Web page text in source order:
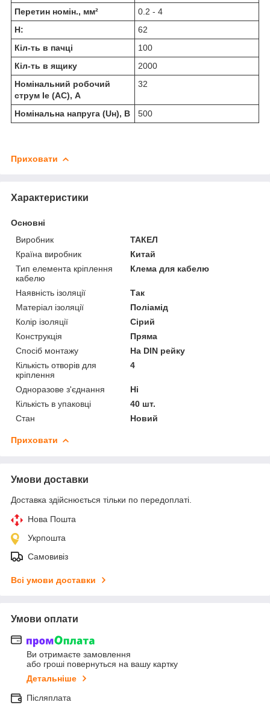
Перетин номін., мм²
0.2 - 4
H:
62
Кіл-ть в пачці
100
Кіл-ть в ящику
2000
Номінальний робочий
струм Ie (AC), А
32
Номінальна напруга (Uн), В 500
Приховати
Характеристики
Основні
Виробник
ТАКЕЛ
Країна виробник
Китай
Тип елемента кріплення
кабелю
Клема для кабелю
Наявність ізоляції
Так
Матеріал ізоляції
Поліамід
Колір ізоляції
Сірий
Конструкція
Пряма
Спосіб монтажу
На DIN рейку
Кількість отворів для
кріплення
4
Одноразове з'єднання
Ні
Кількість в упаковці
40 шт.
Стан
Новий
Приховати
Умови доставки
Доставка здійснюється тільки по передоплаті.
Нова Пошта
Укрпошта
Самовивіз
Всі умови доставки
Умови оплати
Ви отримаєте замовлення
або гроші повернуться на вашу картку
Детальніше
Післяплата